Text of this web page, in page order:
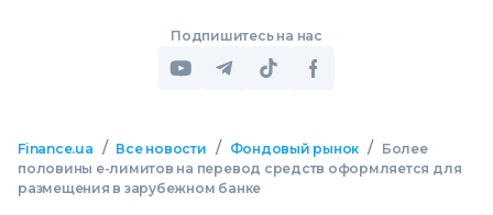
Подпишитесь на нас
Finance.ua / Все новости / Фондовый рынок /
Более
половины е-лимитов на перевод средств оформляется для
размещения в зарубежном банке